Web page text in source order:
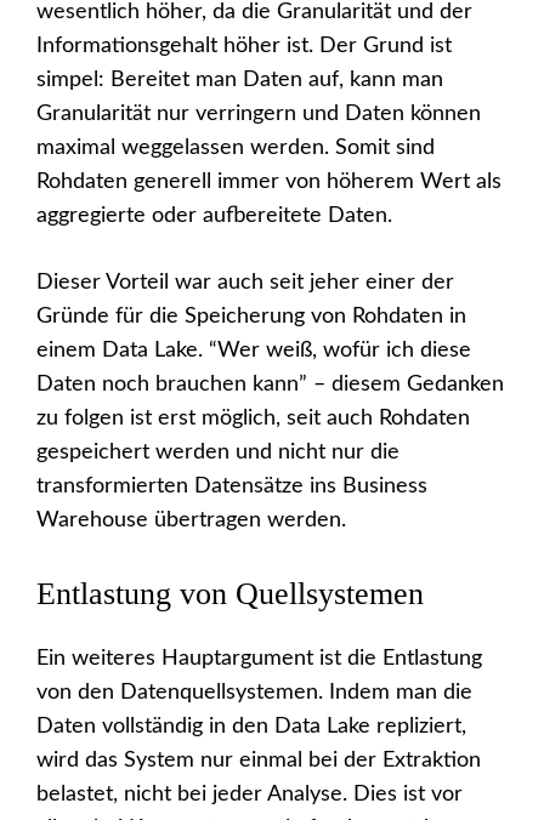
wesentlich höher, da die Granularität und der
Informationsgehalt höher ist. Der Grund ist
simpel: Bereitet man Daten auf, kann man
Granularität nur verringern und Daten können
maximal weggelassen werden. Somit sind
Rohdaten generell immer von höherem Wert als
aggregierte oder aufbereitete Daten.
Dieser Vorteil war auch seit jeher einer der
Gründe für die Speicherung von Rohdaten in
einem Data Lake. “Wer weiß, wofür ich diese
Daten noch brauchen kann” – diesem Gedanken
zu folgen ist erst möglich, seit auch Rohdaten
gespeichert werden und nicht nur die
transformierten Datensätze ins Business
Warehouse übertragen werden.
Entlastung von Quellsystemen
Ein weiteres Hauptargument ist die Entlastung
von den Datenquellsystemen. Indem man die
Daten vollständig in den Data Lake repliziert,
wird das System nur einmal bei der Extraktion
belastet, nicht bei jeder Analyse. Dies ist vor